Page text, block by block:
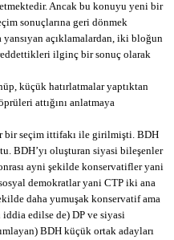
Ancak bu konuyu yeni bir
sonuçlarına geri dönmek
yansıyan açıklamalardan, iki bloğun
ilginç bir sonuç olarak
küçük hatırlatmalar yaptıktan
attığını anlatmaya
bir seçim ittifakı ile girilmişti. BDH
BDH’yı oluşturan siyasi bileşenler
ayni şekilde konservatifler yani
demokratlar yani CTP iki ana
daha yumuşak konservatif ama
edilse de) DP ve siyasi
BDH küçük ortak adayları